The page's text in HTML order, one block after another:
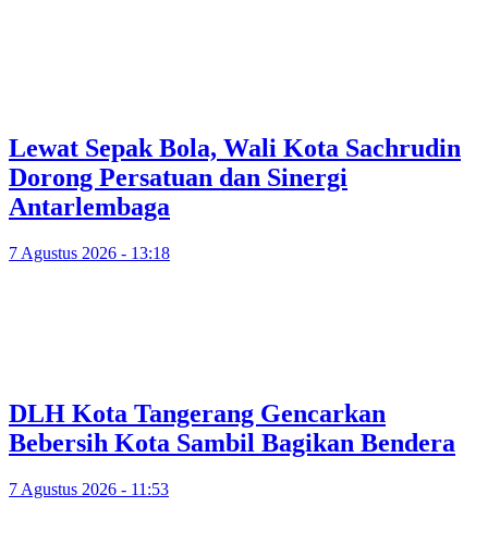
Lewat Sepak Bola, Wali Kota Sachrudin
Dorong Persatuan dan Sinergi
Antarlembaga
7 Agustus 2026 - 13:18
DLH Kota Tangerang Gencarkan
Bebersih Kota Sambil Bagikan Bendera
7 Agustus 2026 - 11:53